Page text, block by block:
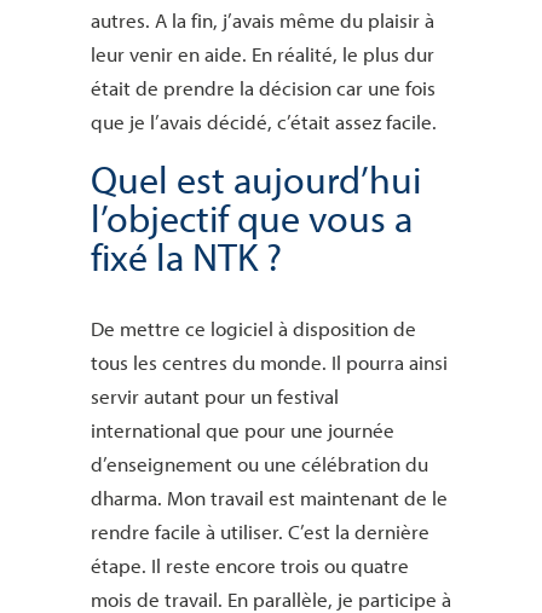
autres. A la fin, j’avais même du plaisir à
leur venir en aide. En réalité, le plus dur
était de prendre la décision car une fois
que je l’avais décidé, c’était assez facile.
Quel est aujourd’hui
l’objectif que vous a
fixé la NTK ?
De mettre ce logiciel à disposition de
tous les centres du monde. Il pourra ainsi
servir autant pour un festival
international que pour une journée
d’enseignement ou une célébration du
dharma. Mon travail est maintenant de le
rendre facile à utiliser. C’est la dernière
étape. Il reste encore trois ou quatre
mois de travail. En parallèle, je participe à